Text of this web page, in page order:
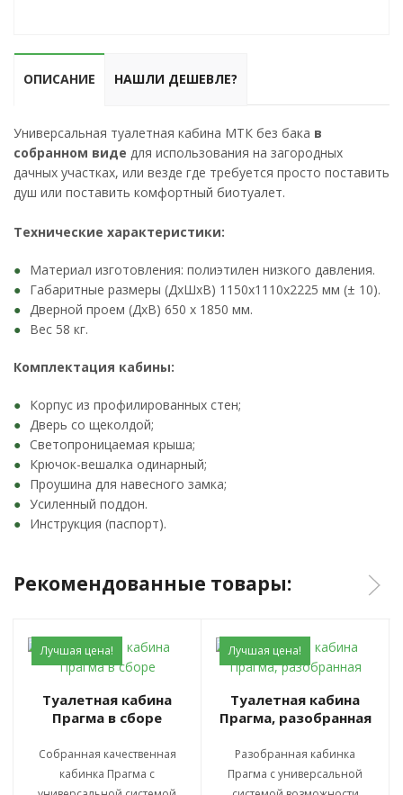
ОПИСАНИЕ НАШЛИ ДЕШЕВЛЕ?
Универсальная туалетная кабина МТК без бака в
собранном виде для использования на загородных
дачных участках, или везде где требуется просто поставить
душ или поставить комфортный биотуалет.
Технические характеристики:
Материал изготовления: полиэтилен низкого давления.
Габаритные размеры (ДхШхВ) 1150x1110x2225 мм (± 10).
Дверной проем (ДхВ) 650 x 1850 мм.
Вес 58 кг.
Комплектация кабины:
Корпус из профилированных стен;
Дверь со щеколдой;
Светопроницаемая крыша;
Крючок-вешалка одинарный;
Проушина для навесного замка;
Усиленный поддон.
Инструкция (паспорт).
Рекомендованные товары:
Лучшая цена!
Туалетная кабина
Прагма в сборе
Собранная качественная
кабинка Прагма с
Лучшая цена!
Туалетная кабина
Прагма, разобранная
Разобранная кабинка
Прагма с универсальной